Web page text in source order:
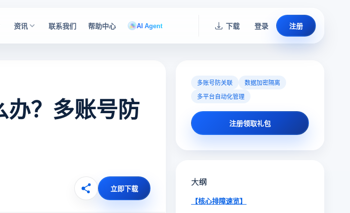
资讯 联系我们 帮助中心 AI Agent 下载 登录 注册
办？多账号防
立即下载
多账号防关联
数据加密隔离
多平台自动化管理
注册领取礼包
大纲
【核心排障速览】